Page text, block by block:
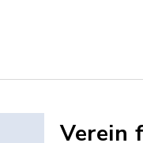
Verein